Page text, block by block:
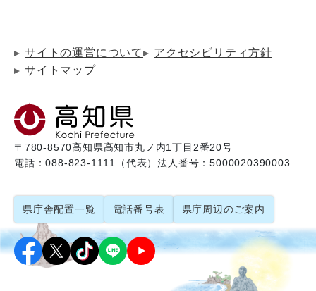
サイトの運営について
アクセシビリティ方針
サイトマップ
〒780-8570高知県高知市丸ノ内1丁目2番20号
電話：088-823-1111（代表）法人番号：5000020390003
県庁舎配置一覧 電話番号表 県庁周辺のご案内